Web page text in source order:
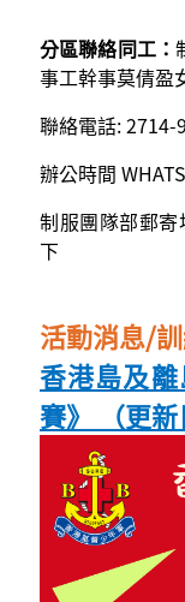
分區聯絡同工：
事工幹事莫倩盈
聯絡電話:
辦公時間
制服團隊部郵
下
活動消息/
香港島及
賽》 （更新